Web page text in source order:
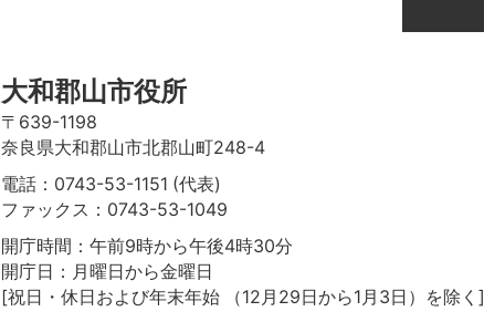
大和郡山市役所
〒639-1198
奈良県大和郡山市北郡山町248-4
電話：0743-53-1151 (代表)
ファックス：0743-53-1049
開庁時間：午前9時から午後4時30分
開庁日：月曜日から金曜日
[祝日・休日および年末年始
（12月29日から1月3日）を除く]